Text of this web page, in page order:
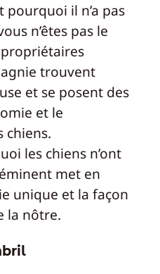
il n’a pas
n’êtes pas le
trouvent
et se posent des
et le
chiens.
les chiens n’ont
met en
unique et la façon
la nôtre.